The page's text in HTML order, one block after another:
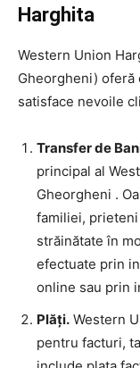
Harghita
Western Union
Gheorgheni)
satisface nevoile
Transfer de
principal al
Gheorgheni .
familiei,
străinătate în
efectuate prin
online sau prin
Plăți. Western
pentru facturi,